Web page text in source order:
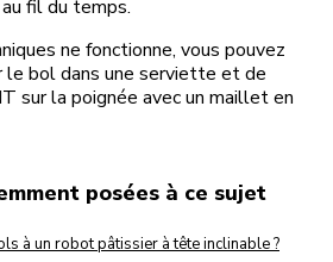
fil du temps.
ne fonctionne, vous pouvez
le bol dans une serviette et de
sur la poignée avec un maillet en
posées à ce sujet
à un robot pâtissier à tête inclinable ?